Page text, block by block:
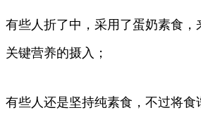
有些人折了中，采用了蛋奶素食
关键营养的摄入；
有些人还是坚持纯素食，不过将食